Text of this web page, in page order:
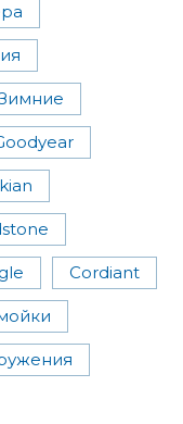
Cordiant